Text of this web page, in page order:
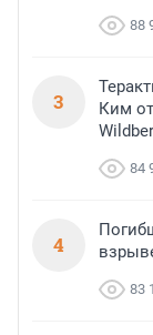
88
3
Ким
84
4
83